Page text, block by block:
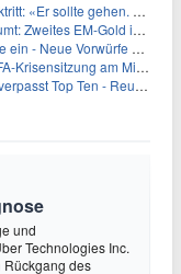
«Er sollte gehen. Jetzt»
EM-Gold in Paris
Vorwürfe gegen FIFA
am Mittwoch ein
Top Ten - Reusser siegt
und
Technologies Inc.
des